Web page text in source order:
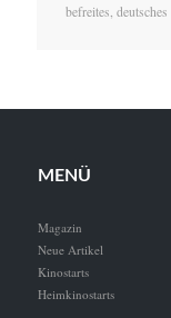
befreites,
MENÜ
Magazin
Neue Artikel
Kinostarts
Heimkinostarts